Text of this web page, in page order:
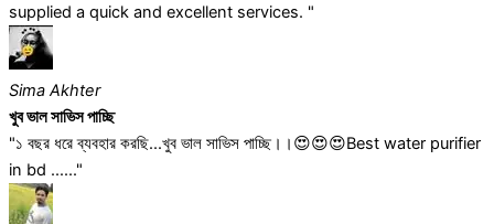
supplied a quick and excellent services. "
Sima Akhter
খুব ভাল সাভিস পাচ্ছি
"১ বছর ধরে ব্যবহার করছি...খুব ভাল সাভিস পাচ্ছি।।😍😍😍Best water purifier
in bd ......"